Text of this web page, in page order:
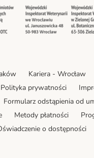
Security Security
Kariera - Wrocław
Polityka prywatności
Formularz odstąpienia od
Metody płatności
o dostępności